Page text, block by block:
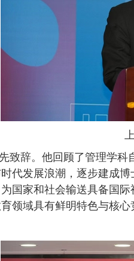
致辞。 他回顾了管理学科
代发展浪潮，逐步建成
国家和社会输送具备国
领域具有鲜明特色与核心